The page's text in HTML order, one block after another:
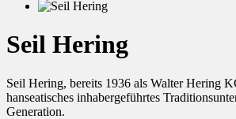
Seil Hering
Seil Hering, bereits 1936 als Walter Hering
hanseatisches inhabergeführtes
Generation.